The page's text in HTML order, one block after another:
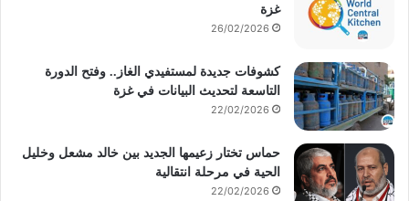
غزة
26/02/2026
كشوفات جديدة لمستفيدي الغاز.. وفتح الدورة
التاسعة لتحديث البيانات في غزة
22/02/2026
حماس تختار زعيمها الجديد بين خالد مشعل وخليل
الحية في مرحلة انتقالية
22/02/2026